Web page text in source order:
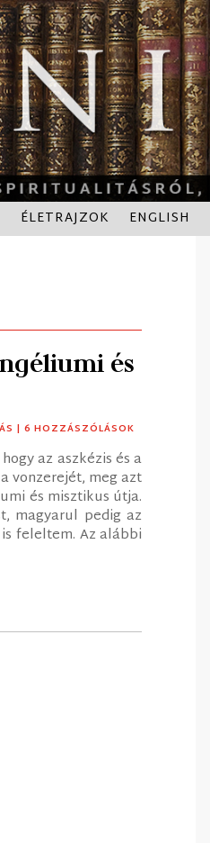
ÉLETRAJZOK ENGLISH
és
| 6 HOZZÁSZÓLÁSOK
az aszkézis és a
vonzerejét, meg azt
és misztikus útja.
magyarul pedig az
feleltem. Az alábbi